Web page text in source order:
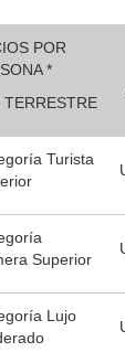
POR
*
TERRESTRE
Turista
Superior
Lujo